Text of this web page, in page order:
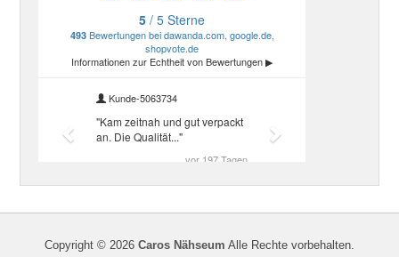
Copyright © 2026 Caros Nähseum Alle Rechte vorbehalten.